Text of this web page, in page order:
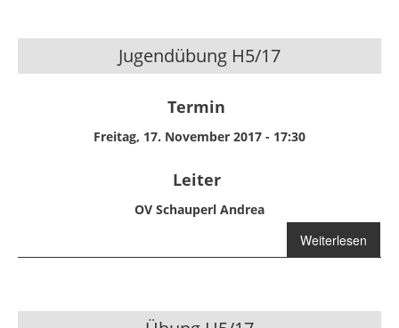
Jugendübung H5/17
Termin
Freitag, 17. November 2017 - 17:30
Leiter
OV Schauperl Andrea
Weiterlesen
über
Jugendübung